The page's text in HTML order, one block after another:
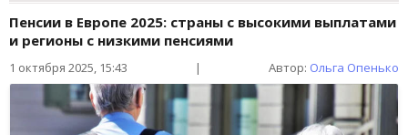
Пенсии в Европе 2025: страны с высокими выплатами
и регионы с низкими пенсиями
1 октября 2025, 15:43 | Автор: Ольга Опенько